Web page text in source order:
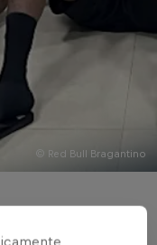
© Red Bull Bragantino